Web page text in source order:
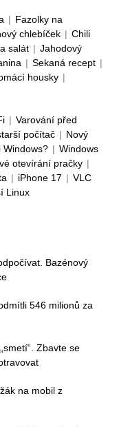
| Fazolky na
chlebíček | Chili
salát | Jahodový
| Sekaná recept |
housky |
| Varování před
počítač | Nový
Windows? | Windows
otevírání pračky |
| iPhone 17 | VLC
Linux
Bazénový
546 milionů za
Zbavte se
na mobil z